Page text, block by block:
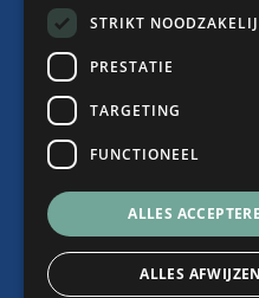
Nieuws
Events
Contact
© 2024 de Haij & Van der
Alle Rechten Voorbehouden
Algemene Voorwaarden|
STRIKT
PRESTATIE
TARGETING
FUNCTIONEEL
ALLES
ALLES AFWIJZEN